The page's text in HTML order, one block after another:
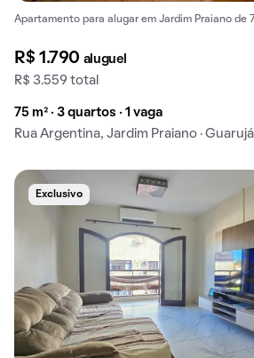
Apartamento para alugar em Jardim Praiano de
R$ 1.790 aluguel
R$ 3.559 total
75 m² · 3 quartos · 1 vaga
Rua Argentina, Jardim Praiano · Guarujá
Exclusivo